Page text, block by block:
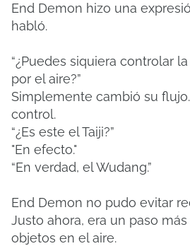
End Demon hizo una
habló.
“¿Puedes siquiera controlar
por el aire?”
Simplemente cambió su
control.
“¿Es este el Taiji?”
"En efecto."
“En verdad, el Wudang.”
End Demon no pudo evitar
Justo ahora, era un paso
objetos en el aire.